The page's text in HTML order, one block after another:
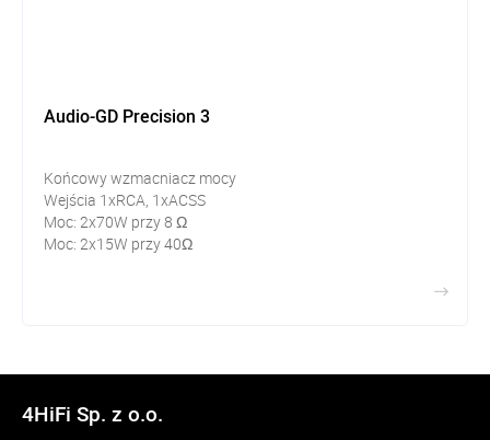
Audio-GD Precision 3
Końcowy wzmacniacz mocy
Wejścia 1xRCA, 1xACSS
Moc: 2x70W przy 8 Ω
Moc: 2x15W przy 40Ω
4HiFi Sp. z o.o.